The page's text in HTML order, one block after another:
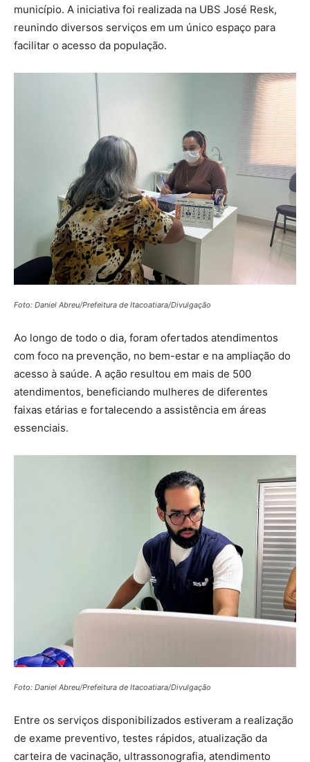
município. A iniciativa foi realizada na UBS José Resk,
reunindo diversos serviços em um único espaço para
facilitar o acesso da população.
Foto: Daniel Abreu/Prefeitura de Itacoatiara/Divulgação
Ao longo de todo o dia, foram ofertados atendimentos
com foco na prevenção, no bem-estar e na ampliação do
acesso à saúde. A ação resultou em mais de 500
atendimentos, beneficiando mulheres de diferentes
faixas etárias e fortalecendo a assistência em áreas
essenciais.
Foto: Daniel Abreu/Prefeitura de Itacoatiara/Divulgação
Entre os serviços disponibilizados estiveram a realização
de exame preventivo, testes rápidos, atualização da
carteira de vacinação, ultrassonografia, atendimento